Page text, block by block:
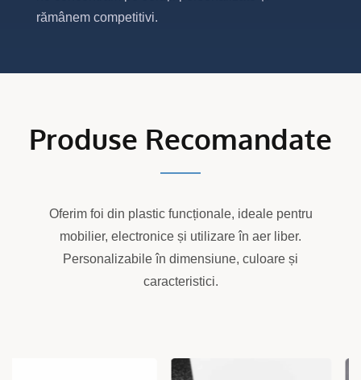
rămânem competitivi.
Produse Recomandate
Oferim foi din plastic funcționale, ideale pentru
mobilier, electronice și utilizare în aer liber.
Personalizabile în dimensiune, culoare și
caracteristici.